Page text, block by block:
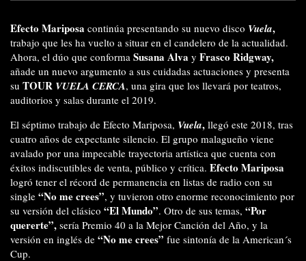
Efecto Mariposa continúa presentando su nuevo disco Vuela,
trabajo que les ha vuelto a situar en el candelero de la actualidad.
Ahora, el dúo que conforma Susana Alva y Frasco Ridgway,
añade un nuevo argumento a sus cuidadas actuaciones y presenta
su TOUR VUELA CERCA, una gira que los llevará por teatros,
auditorios y salas durante el 2019.
El séptimo trabajo de Efecto Mariposa, Vuela, llegó este 2018, tras
cuatro años de expectante silencio. El grupo malagueño viene
avalado por una impecable trayectoria artística que cuenta con
éxitos indiscutibles de venta, público y crítica. Efecto Mariposa
logró tener el récord de permanencia en listas de radio con su
single “No me crees”, y tuvieron otro enorme reconocimiento por
su versión del clásico “El Mundo”. Otro de sus temas, “Por
quererte”, sería Premio 40 a la Mejor Canción del Año, y la
versión en inglés de “No me crees” fue sintonía de la American´s
Cup.